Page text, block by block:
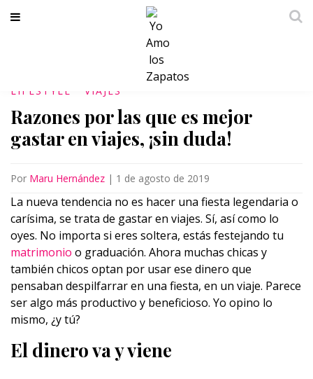
LIFESTYLE VIAJES
Razones por las que es mejor
gastar en viajes, ¡sin duda!
Por Maru Hernández | 1 de agosto de 2019
La nueva tendencia no es hacer una fiesta legendaria o
carísima, se trata de gastar en viajes. Sí, así como lo
oyes. No importa si eres soltera, estás festejando tu
matrimonio o graduación. Ahora muchas chicas y
también chicos optan por usar ese dinero que
pensaban despilfarrar en una fiesta, en un viaje. Parece
ser algo más productivo y beneficioso. Yo opino lo
mismo, ¿y tú?
El dinero va y viene